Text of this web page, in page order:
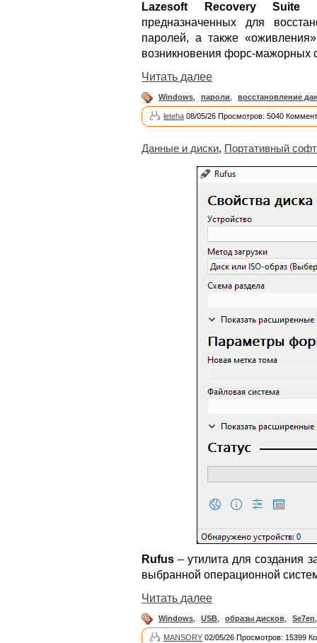
Lazesoft Recovery Suite
предназначенных для
паролей, а также
возникновения форс-мажорных
Читать далее
Windows пароли восстановление
leteha 08/05/26 Просмотров: 5040
Данные и диски, Портативный софт
Rufus – утилита для создания
выбранной операционной
Читать далее
Windows USB образы дисков Se7en
MANSORY 02/05/26 Просмотров: 15399